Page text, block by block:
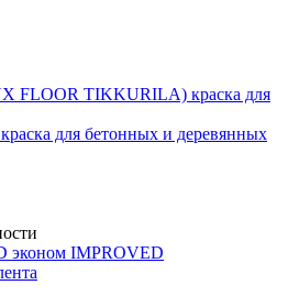
FLOOR TIKKURILA) краска для
для бетонных и деревянных
эконом IMPROVED